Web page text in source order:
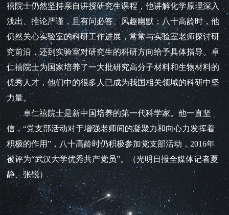
禧院士仍然坚持亲自讲授研究生课程，他讲解化学原理深入
浅出、推论严谨，且有问必答、风趣幽默；八十高龄时，他
仍然关心实验室的科研工作进展，常常与实验室老师探讨研
究前沿，还到实验室对研究生的科研方向给予具体指导。卓
仁禧院士为国家培养了一大批研究高分子材料和生物材料的
优秀人才，他们中的很多人已成为我国相关领域的科研中坚
力量。
卓仁禧院士是新中国培养的第一代科学家。他一直坚
信，“党支部活动对于增强老师间的凝聚力和向心力发挥着
积极的作用”，八十高龄时仍积极参加党支部活动，2016年
被评为“武汉大学优秀共产党员”。（光明日报全媒体记者夏
静、张锐）